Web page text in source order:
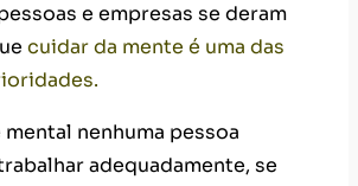
e empresas se deram
cuidar da mente é uma das
mental nenhuma pessoa
adequadamente, se